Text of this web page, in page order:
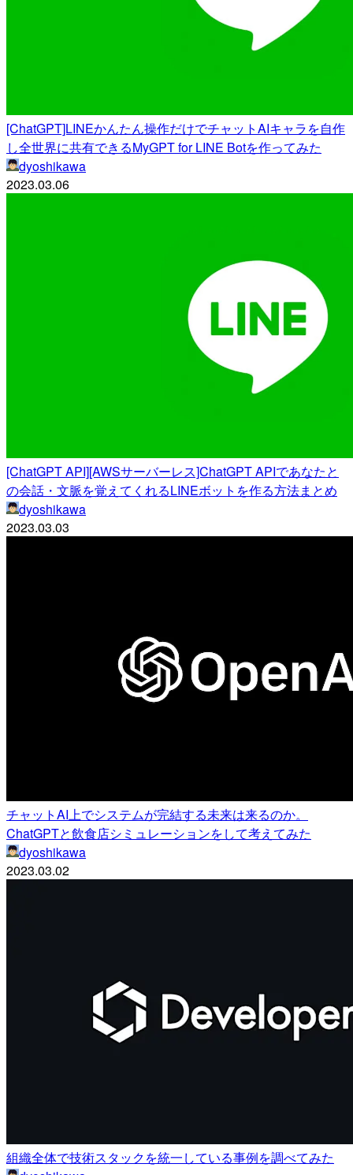
[ChatGPT]LINEかんたん操作だけでチャットAIキャラを自作
し全世界に共有できるMyGPT for LINE Botを作ってみた
dyoshikawa
2023.03.06
[ChatGPT API][AWSサーバーレス]ChatGPT APIであなたと
の会話・文脈を覚えてくれるLINEボットを作る方法まとめ
dyoshikawa
2023.03.03
チャットAI上でシステムが完結する未来は来るのか。
ChatGPTと飲食店シミュレーションをして考えてみた
dyoshikawa
2023.03.02
組織全体で技術スタックを統一している事例を調べてみた